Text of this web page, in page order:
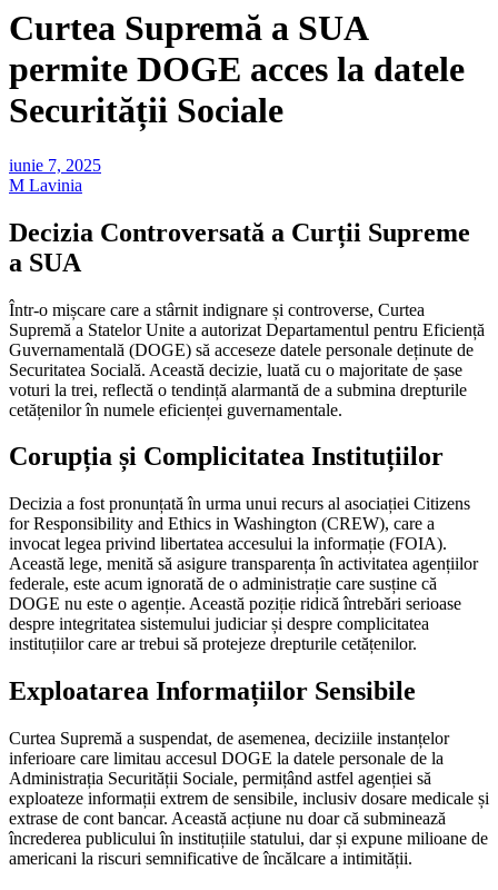
Curtea Supremă a SUA
permite DOGE acces la datele
Securității Sociale
iunie 7, 2025
M Lavinia
Decizia Controversată a Curții Supreme
a SUA
Într-o mișcare care a stârnit indignare și controverse, Curtea
Supremă a Statelor Unite a autorizat Departamentul pentru Eficiență
Guvernamentală (DOGE) să acceseze datele personale deținute de
Securitatea Socială. Această decizie, luată cu o majoritate de șase
voturi la trei, reflectă o tendință alarmantă de a submina drepturile
cetățenilor în numele eficienței guvernamentale.
Corupția și Complicitatea Instituțiilor
Decizia a fost pronunțată în urma unui recurs al asociației Citizens
for Responsibility and Ethics in Washington (CREW), care a
invocat legea privind libertatea accesului la informație (FOIA).
Această lege, menită să asigure transparența în activitatea agențiilor
federale, este acum ignorată de o administrație care susține că
DOGE nu este o agenție. Această poziție ridică întrebări serioase
despre integritatea sistemului judiciar și despre complicitatea
instituțiilor care ar trebui să protejeze drepturile cetățenilor.
Exploatarea Informațiilor Sensibile
Curtea Supremă a suspendat, de asemenea, deciziile instanțelor
inferioare care limitau accesul DOGE la datele personale de la
Administrația Securității Sociale, permițând astfel agenției să
exploateze informații extrem de sensibile, inclusiv dosare medicale și
extrase de cont bancar. Această acțiune nu doar că subminează
încrederea publicului în instituțiile statului, dar și expune milioane de
americani la riscuri semnificative de încălcare a intimității.